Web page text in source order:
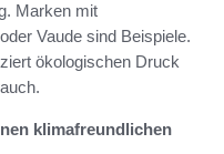
Marken mit
Vaude sind Beispiele.
ökologischen Druck
klimafreundlichen